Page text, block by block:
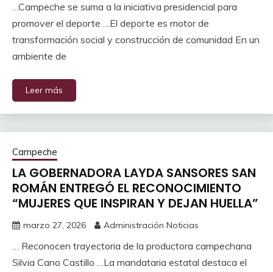
…Campeche se suma a la iniciativa presidencial para
promover el deporte …El deporte es motor de
transformación social y construcción de comunidad En un
ambiente de
Leer más
Campeche
LA GOBERNADORA LAYDA SANSORES SAN
ROMÁN ENTREGÓ EL RECONOCIMIENTO
“MUJERES QUE INSPIRAN Y DEJAN HUELLA”
marzo 27, 2026 Administración Noticias
… Reconocen trayectoria de la productora campechana
Silvia Cano Castillo …La mandataria estatal destaca el